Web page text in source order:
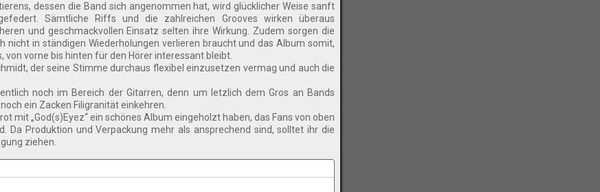
dessen die Band sich angenommen hat, wird glücklicher Weise sanft
Sämtliche Riffs und die zahlreichen Grooves wirken überaus
und geschmackvollen Einsatz selten ihre Wirkung. Zudem sorgen die
nicht in ständigen Wiederholungen verlieren braucht und das Album somit,
vorne bis hinten für den Hörer interessant bleibt.
der seine Stimme durchaus flexibel einzusetzen vermag und auch die
noch im Bereich der Gitarren, denn um letzlich dem Gros an Bands
ein Zacken Filigranität einkehren.
mit „God(s)Eyez“ ein schönes Album eingeholzt haben, das Fans von oben
Da Produktion und Verpackung mehr als ansprechend sind, solltet ihr die
ziehen.